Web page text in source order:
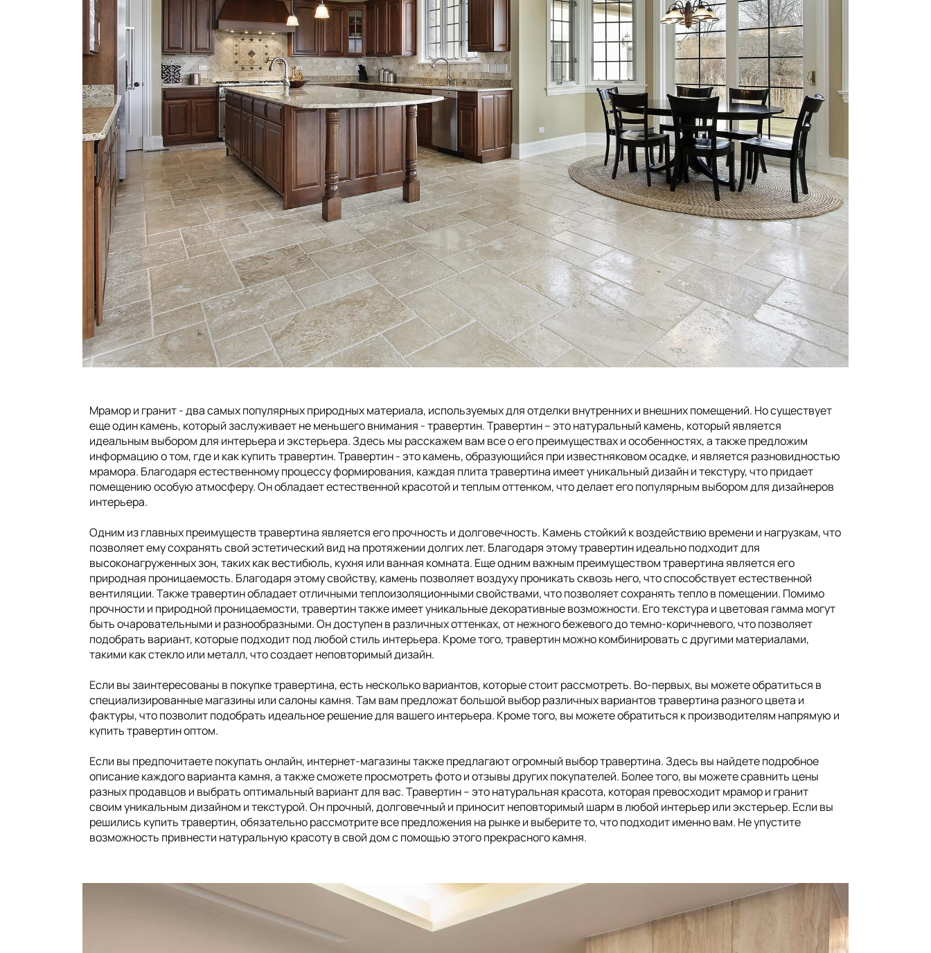
Мрамор и гранит - два самых популярных природных материала, используемых для отделки внутренних и внешних помещений. Но существует
еще один камень, который заслуживает не меньшего внимания - травертин. Травертин – это натуральный камень, который является
идеальным выбором для интерьера и экстерьера. Здесь мы расскажем вам все о его преимуществах и особенностях, а также предложим
информацию о том, где и как купить травертин. Травертин - это камень, образующийся при известняковом осадке, и является разновидностью
мрамора. Благодаря естественному процессу формирования, каждая плита травертина имеет уникальный дизайн и текстуру, что придает
помещению особую атмосферу. Он обладает естественной красотой и теплым оттенком, что делает его популярным выбором для дизайнеров
интерьера.
Одним из главных преимуществ травертина является его прочность и долговечность. Камень стойкий к воздействию времени и нагрузкам, что
позволяет ему сохранять свой эстетический вид на протяжении долгих лет. Благодаря этому травертин идеально подходит для
высоконагруженных зон, таких как вестибюль, кухня или ванная комната. Еще одним важным преимуществом травертина является его
природная проницаемость. Благодаря этому свойству, камень позволяет воздуху проникать сквозь него, что способствует естественной
вентиляции. Также травертин обладает отличными теплоизоляционными свойствами, что позволяет сохранять тепло в помещении. Помимо
прочности и природной проницаемости, травертин также имеет уникальные декоративные возможности. Его текстура и цветовая гамма могут
быть очаровательными и разнообразными. Он доступен в различных оттенках, от нежного бежевого до темно-коричневого, что позволяет
подобрать вариант, которые подходит под любой стиль интерьера. Кроме того, травертин можно комбинировать с другими материалами,
такими как стекло или металл, что создает неповторимый дизайн.
Если вы заинтересованы в покупке травертина, есть несколько вариантов, которые стоит рассмотреть. Во-первых, вы можете обратиться в
специализированные магазины или салоны камня. Там вам предложат большой выбор различных вариантов травертина разного цвета и
фактуры, что позволит подобрать идеальное решение для вашего интерьера. Кроме того, вы можете обратиться к производителям напрямую и
купить травертин оптом.
Если вы предпочитаете покупать онлайн, интернет-магазины также предлагают огромный выбор травертина. Здесь вы найдете подробное
описание каждого варианта камня, а также сможете просмотреть фото и отзывы других покупателей. Более того, вы можете сравнить цены
разных продавцов и выбрать оптимальный вариант для вас. Травертин – это натуральная красота, которая превосходит мрамор и гранит
своим уникальным дизайном и текстурой. Он прочный, долговечный и приносит неповторимый шарм в любой интерьер или экстерьер. Если вы
решились купить травертин, обязательно рассмотрите все предложения на рынке и выберите то, что подходит именно вам. Не упустите
возможность привнести натуральную красоту в свой дом с помощью этого прекрасного камня.